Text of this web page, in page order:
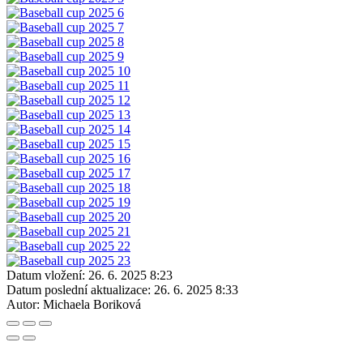
Datum vložení: 26. 6. 2025 8:23
Datum poslední aktualizace: 26. 6. 2025 8:33
Autor: Michaela Boriková